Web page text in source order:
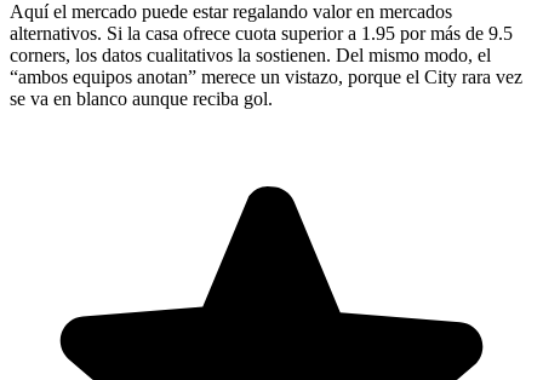
Aquí el mercado puede estar regalando valor en mercados
alternativos. Si la casa ofrece cuota superior a 1.95 por más de 9.5
corners, los datos cualitativos la sostienen. Del mismo modo, el
“ambos equipos anotan” merece un vistazo, porque el City rara vez
se va en blanco aunque reciba gol.